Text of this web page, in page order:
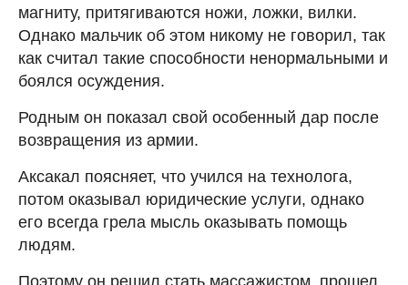
магниту, притягиваются ножи, ложки, вилки.
Однако мальчик об этом никому не говорил, так
как считал такие способности ненормальными и
боялся осуждения.
Родным он показал свой особенный дар после
возвращения из армии.
Аксакал поясняет, что учился на технолога,
потом оказывал юридические услуги, однако
его всегда грела мысль оказывать помощь
людям.
Поэтому он решил стать массажистом, прошел